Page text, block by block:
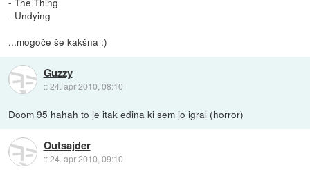
- Undying
...mogoče še kakšna :)
Guzzy
::24. apr 2010, 08:10
Doom 95 hahah to je itak edina ki sem jo igral (horror)
Outsajder
::24. apr 2010, 09:10